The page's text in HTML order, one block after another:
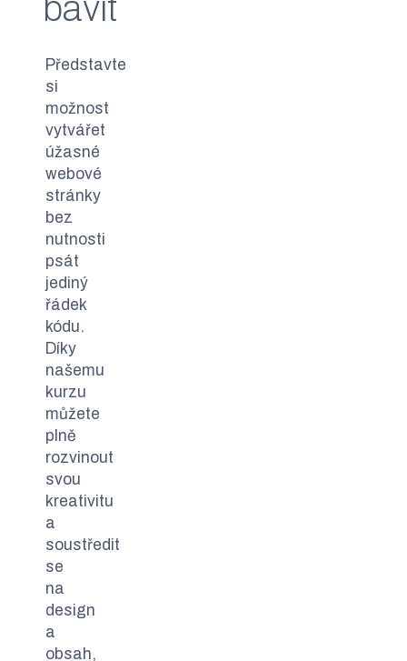
základů po pokročilé
tedy vhodný i pro
úplné začátečníky.
bavit
Představte
si
možnost
vytvářet
úžasné
webové
stránky
bez
nutnosti
psát
jediný
řádek
kódu.
Díky
našemu
kurzu
můžete
plně
rozvinout
svou
kreativitu
a
soustředit
se
na
design
a
obsah,